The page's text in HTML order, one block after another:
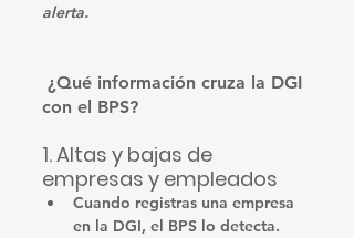
alerta.
¿Qué información cruza la DGI
con el BPS?
1. Altas y bajas de
empresas y empleados
Cuando registras una empresa
en la DGI, el BPS lo detecta.